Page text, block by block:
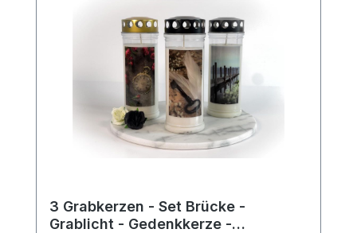
3 Grabkerzen - Set Brücke -
Grablicht - Gedenkkerze -